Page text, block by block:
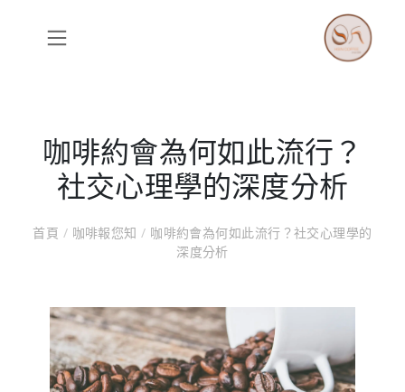
咖啡約會為何如此流行？
社交心理學的深度分析
首頁 / 咖啡報您知/ 咖啡約會為何如此流行？社交心理學的
深度分析